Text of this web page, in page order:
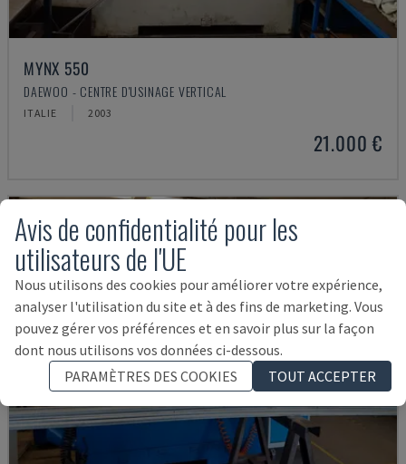
MYNX 550
DAEWOO - CENTRE D'USINAGE VERTICAL
ITALIE 2003
21.000 €
Avis de confidentialité pour les
utilisateurs de l'UE
Nous utilisons des cookies pour améliorer votre expérience,
analyser l'utilisation du site et à des fins de marketing. Vous
pouvez gérer vos préférences et en savoir plus sur la façon
dont nous utilisons vos données ci-dessous.
PARAMÈTRES DES COOKIES
TOUT ACCEPTER